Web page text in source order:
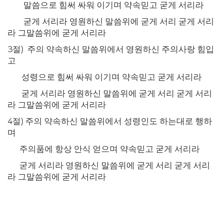
말씀으로 힘써 싸워 이기며 약속믿고 굳게 서리라
굳게 서리라 영원하신 말씀위에 굳게 서리 굳게 서리
라 그말씀위에 굳게 서리라
3절) 주의 약속하신 말씀위에서 영원하신 주의사랑 힘입
고
성령으로 힘써 싸워 이기며 약속믿고 굳게 서리라
굳게 서리라 영원하신 말씀위에 굳게 서리 굳게 서리
라 그말씀위에 굳게 서리라
4절) 주의 약속하신 말씀위에서 성령인도 하는대로 행하
며
주의품에 항상 안식 얻으며 약속믿고 굳게 서리라
굳게 서리라 영원하신 말씀위에 굳게 서리 굳게 서리
라 그말씀위에 굳게 서리라